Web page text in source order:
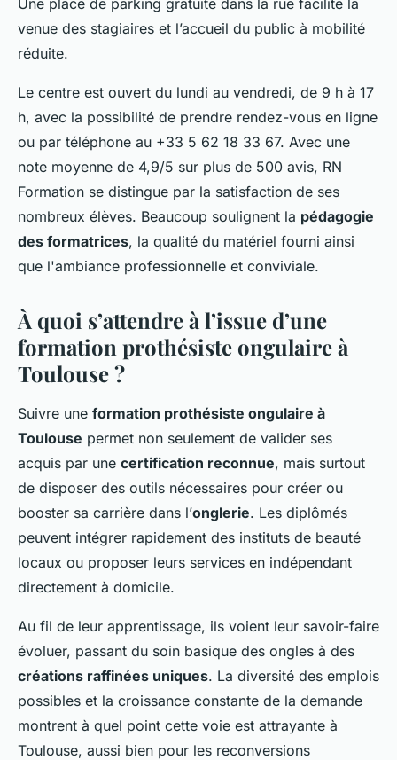
venue des stagiaires et l’accueil du public à mobilité
réduite.
Le centre est ouvert du lundi au vendredi, de 9 h à 17
h, avec la possibilité de prendre rendez-vous en ligne
ou par téléphone au +33 5 62 18 33 67. Avec une
note moyenne de 4,9/5 sur plus de 500 avis, RN
Formation se distingue par la satisfaction de ses
nombreux élèves. Beaucoup soulignent la pédagogie
des formatrices, la qualité du matériel fourni ainsi
que l'ambiance professionnelle et conviviale.
À quoi s’attendre à l’issue d’une
formation prothésiste ongulaire à
Toulouse ?
Suivre une formation prothésiste ongulaire à
Toulouse permet non seulement de valider ses
acquis par une certification reconnue, mais surtout
de disposer des outils nécessaires pour créer ou
booster sa carrière dans l’onglerie. Les diplômés
peuvent intégrer rapidement des instituts de beauté
locaux ou proposer leurs services en indépendant
directement à domicile.
Au fil de leur apprentissage, ils voient leur savoir-faire
évoluer, passant du soin basique des ongles à des
créations raffinées uniques. La diversité des emplois
possibles et la croissance constante de la demande
montrent à quel point cette voie est attrayante à
Toulouse, aussi bien pour les reconversions